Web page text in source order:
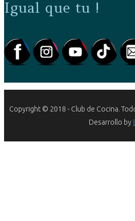
Igual que tu !
Copyright © 2018 - Club de Cocina.
Desarrollo by